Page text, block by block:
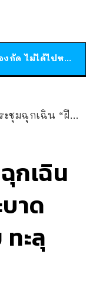
ได้เวลาเด็กหนวดรวมตัว RF Online Next เปิดให้เล่นแล้ว เกม Sci-Fi MMORPG ระดับตำนาน เล่นได้ทั้งมือถือและ PC
สาวญี่ปุ่นโดนแมวตัวเองกัด ไม่ได้ไปหาหมอตั้งแต่เนิ่นๆ สุดท้ายขาบวม กลายเป็นโรคเนื้อเน่า เตือนทาสแมวทั้งหลายให้ระวัง
ระบาดรุนแรง ยอดผู้ป่วย ทะลุ 100 ราย
กเฉิน
าด
ะลุ